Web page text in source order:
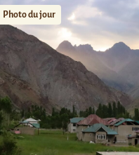
Photo du jour